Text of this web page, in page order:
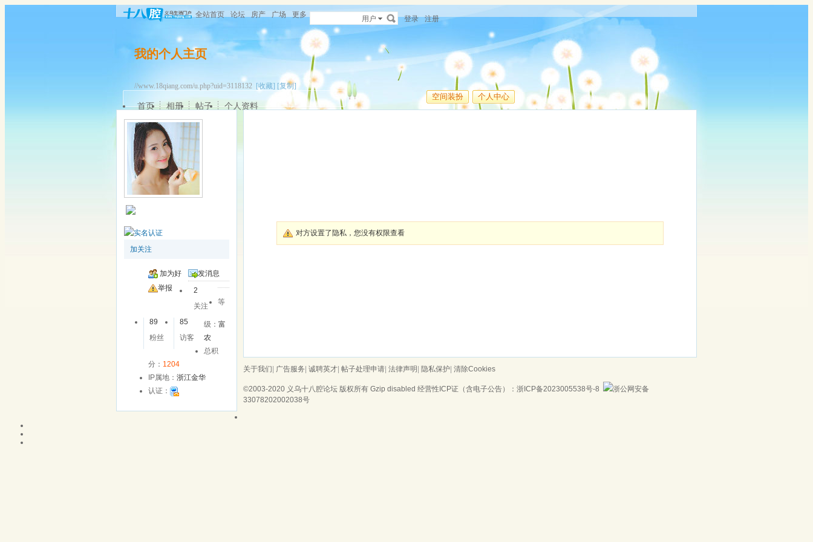
全站首页 论坛 房产 广场 更多 用户 登录 注册
我的个人主页
//www.18qiang.com/u.php?uid=3118132 [收藏] [复制]
空间装扮 个人中心
首页 相册 帖子 个人资料
加关注
加为好
友
发消息
举报
2
关注
89
粉丝
85
访客
等
级：富
农
总积
分： 1204
IP属地： 浙江金华
认证：
对方设置了隐私，您没有权限查看
关于我们 广告服务 诚聘英才 帖子处理申请 法律声明 隐私保护 清除Cookies
©2003-2020 义乌十八腔论坛 版权所有 Gzip disabled 经营性ICP证（含电子公告）：浙ICP备2023005538号-8
浙公网安备
33078202002038号